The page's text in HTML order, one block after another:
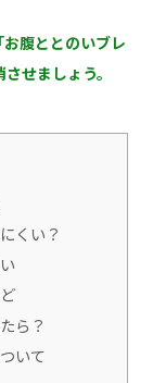
腹ととのいブレ
せましょう。
くい？
ら？
いて